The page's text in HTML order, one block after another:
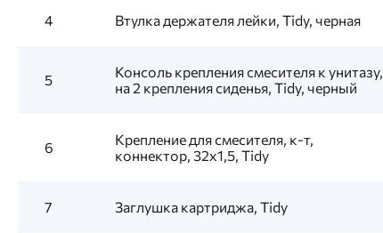
4 Втулка держателя лейки, Tidy, черная
5
Консоль крепления смесителя к унитазу,
на 2 крепления сиденья, Tidy, черный
6
Крепление для смесителя, к-т,
коннектор, 32x1,5, Tidy
7 Заглушка картриджа, Tidy